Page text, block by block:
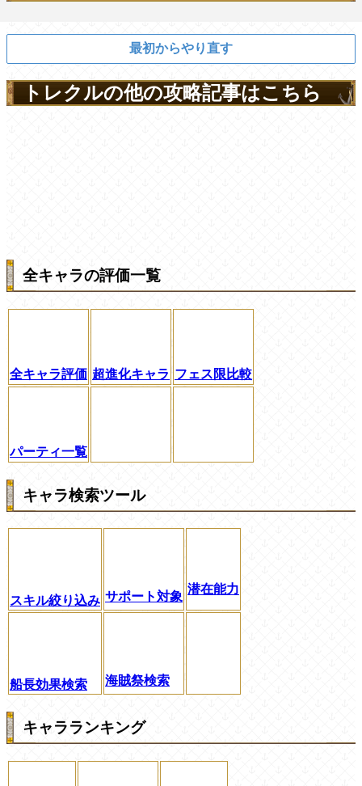
最初からやり直す
トレクルの他の攻略記事はこちら
全キャラの評価一覧
全キャラ評価 超進化キャラ フェス限比較
パーティ一覧
キャラ検索ツール
スキル絞り込み サポート対象
潜在能力
船長効果検索 海賊祭検索
キャラランキング